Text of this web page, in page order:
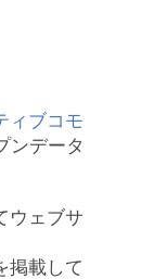
ィブコモ
ンデータ
ウェブサ
掲載して